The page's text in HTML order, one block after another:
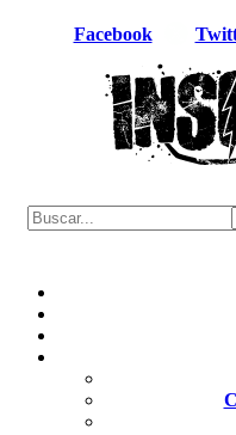
Facebook